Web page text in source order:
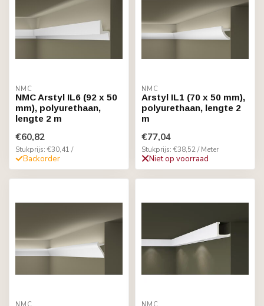
NMC
NMC Arstyl IL6 (92 x 50
mm), polyurethaan,
lengte 2 m
€60,82
Stukprijs: €30,41 /
Backorder
NMC
Arstyl IL1 (70 x 50 mm),
polyurethaan, lengte 2
m
€77,04
Stukprijs: €38,52 / Meter
Niet op voorraad